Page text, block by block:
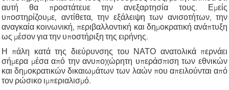
αυτή θα προστάτευε την ανεξαρτησία τους. Εμείς
υποστηρίζουμε, αντίθετα, την εξάλειψη των ανισοτήτων, την
αναγκαία κοινωνική, περιβαλλοντική και δημοκρατική ανάπτυξη
ως μέσον για την υποστήριξη της ειρήνης.
Η πάλη κατά της διεύρυνσης του ΝΑΤΟ ανατολικά περνάει
σήμερα μέσα από την ανυποχώρητη υπεράσπιση των εθνικών
και δημοκρατικών δικαιωμάτων των λαών που απειλούνται από
τον ρώσικο ιμπεριαλισμό.